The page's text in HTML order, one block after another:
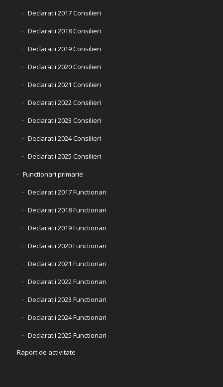
Declaratii 2017 Consilieri
Declaratii 2018 Consilieri
Declaratii 2019 Consilieri
Declaratii 2020 Consilieri
Declaratii 2021 Consilieri
Declaratii 2022 Consilieri
Declaratii 2023 Consilieri
Declaratii 2024 Consilieri
Declaratii 2025 Consilieri
Functionari primarie
Declaratii 2017 Functionari
Declaratii 2018 Functionari
Declaratii 2019 Functionari
Declaratii 2020 Functionari
Declaratii 2021 Functionari
Declaratii 2022 Functionari
Declaratii 2023 Functionari
Declaratii 2024 Functionari
Declaratii 2025 Functionari
Raport de activitate